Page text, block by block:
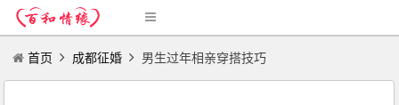
首页 成都征婚 男生过年相亲穿搭技巧